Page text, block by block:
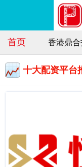
首页 香港鼎
十大配资平台